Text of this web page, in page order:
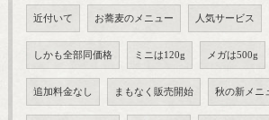
近付いて お蕎麦のメニュー 人気サービス
しかも全部同価格 ミニは120g メガは500g
追加料金なし まもなく販売開始 秋の新メニ